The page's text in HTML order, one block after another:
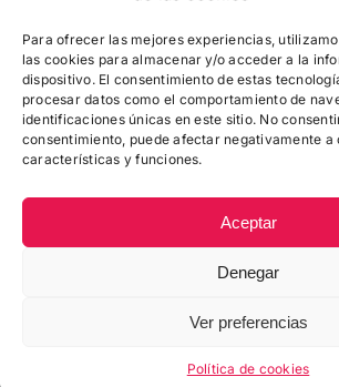
Para ofrecer las mejores experiencias,
las cookies para almacenar y/o acceder a la
dispositivo. El consentimiento de estas
procesar datos como el comportamiento de
identificaciones únicas en este sitio. No
consentimiento, puede afectar negativamente a
características y funciones.
Aceptar
Denegar
Ver preferencias
Política de cookies
Zikloturistaliga